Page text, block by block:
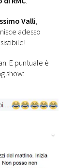
Valli,
adesso
E puntuale è
show: